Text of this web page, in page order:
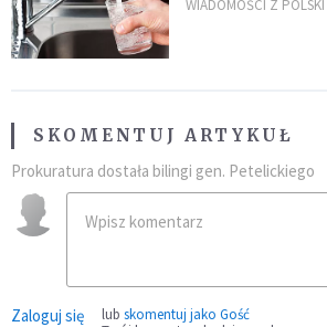
restauracjach
WIADOMOŚCI Z POLSKI
SKOMENTUJ ARTYKUŁ
Prokuratura dostała bilingi gen. Petelickiego
Zaloguj się lub skomentuj jako Gość